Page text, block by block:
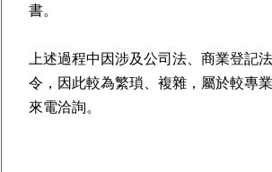
書。
上述過程中因涉及公司法、商業登記
令，因此較為繁瑣、複雜，屬於較專
來電洽詢。